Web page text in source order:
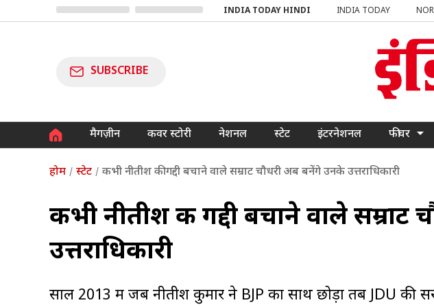
INDIA TODAY HINDI INDIA TODAY
SUBSCRIBE
मैगज़ीन कवर स्टोरी नेशनल स्टेट इंटरनेशनल फीचर
होम स्टेट कभी नीतीश की गद्दी बचाने वाले सम्राट चौधरी अब बनेंगे उनके उत्तराधिकारी
कभी नीतीश की गद्दी बचाने वाले
उत्तराधिकारी
साल 2013 में जब नीतीश कुमार ने BJP का साथ छोड़ा तब JDU की